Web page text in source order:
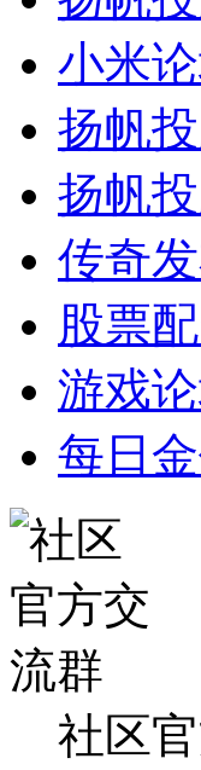
小米
扬帆
扬帆
传奇
股票
游戏
每日
社区